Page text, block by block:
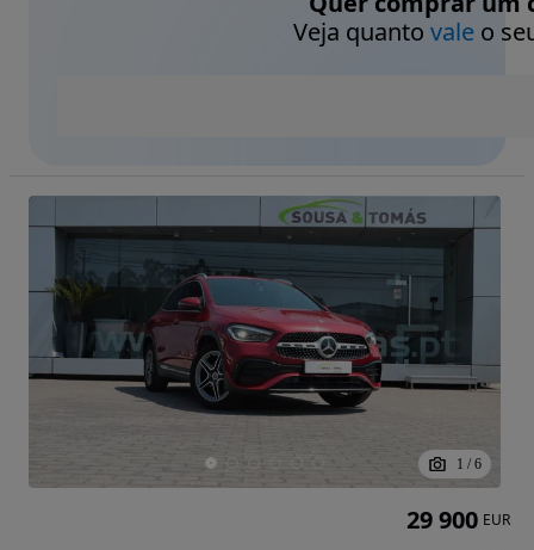
Veja quanto valeo
1 / 6
29 900 EUR